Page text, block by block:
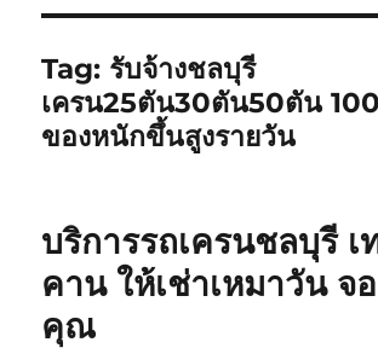
Tag: รับจ้างชลบุรี
เครน25ตัน30ตัน50ตัน
ของหนักขึ้นสูงรายวัน
บริการรถเครนชลบุรี เ
คาน ให้เช่าเหมาวัน จ
คุณ